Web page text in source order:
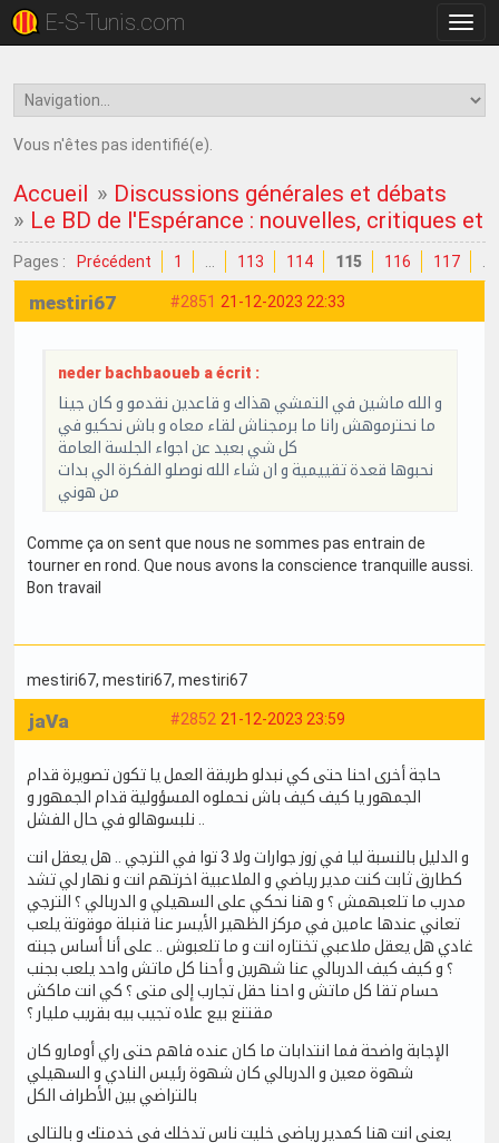
la
E-S-Tunis.com
Vous n'êtes pas identifié(e).
Accueil » Discussions générales et débats
» Le BD de l'Espérance : nouvelles, critiques et
Pages : Précédent 1 113 114 115 116 117
#2851 21-12-2023 22:33
mestiri67
neder bachbaoueb a écrit :
و الله ماشين في التمشي هذاك و قاعدين نقدمو و كان جينا
ما نحترموهش رانا ما برمجناش لقاء معاه و باش نحكيو في
كل شي بعيد عن اجواء الجلسة العامة
نحبوها قعدة تقييمية و ان شاء الله نوصلو الفكرة الي بدات
من هوني
Comme ça on sent que nous ne sommes pas entrain de
tourner en rond. Que nous avons la conscience tranquille aussi.
Bon travail
mestiri67, mestiri67, mestiri67
#2852 21-12-2023 23:59
jaVa
حاجة أخرى احنا حتى كي نبدلو طريقة العمل يا تكون تصويرة قدام
الجمهور يا كيف كيف باش نحملوه المسؤولية قدام الجمهور و
و الدليل بالنسبة ليا في زوز جوارات ولا 3 توا في الترجي .. هل يعقل انت
كطارق ثابت كنت مدير رياضي و الملاعبية اخرتهم انت و نهار لي تشد
مدرب ما تلعبهمش ؟ و هنا نحكي على السهيلي و الدربالي ؟ الترجي
تعاني عندها عامين في مركز الظهير الأيسر عنا قنبلة موقوتة يلعب
غادي هل يعقل ملاعبي تختاره انت و ما تلعبوش .. على أنا أساس جبته
؟ و كيف كيف الدربالي عنا شهرين و أحنا كل ماتش واحد يلعب بجنب
حسام تقا كل ماتش و احنا حقل تجارب إلى متى ؟ كي انت ماكش
مقتنع بيع علاه تجيب بيه بقريب مليار ؟
الإجابة واضحة فما انتدابات ما كان عنده فاهم حتى راي أومارو كان
شهوة معين و الدربالي كان شهوة رئيس النادي و السهيلي
بالتراضي بين الأطراف الكل
يعني انت هنا كمدير رياضي خليت ناس تدخلك في خدمتك و بالتالي